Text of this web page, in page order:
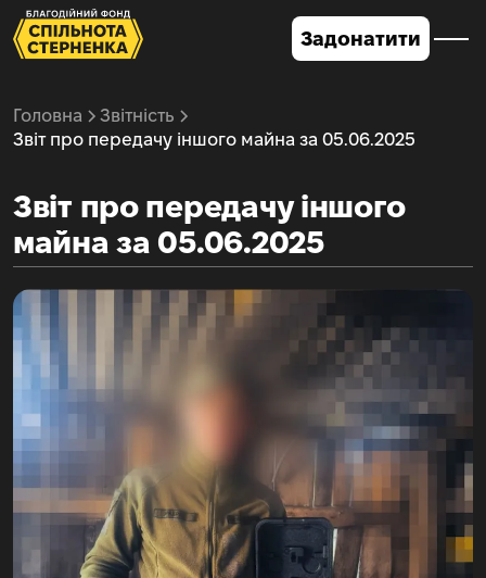
Задонатити
Головна
Звітність
Звіт про передачу іншого майна за 05.06.2025
Звіт про передачу іншого
майна за 05.06.2025